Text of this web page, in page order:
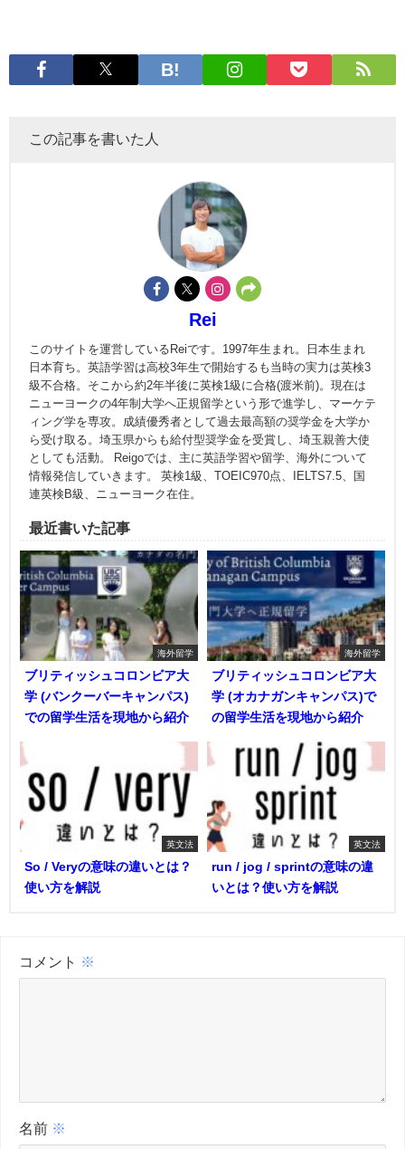
この記事を書いた人
Rei
このサイトを運営しているReiです。1997年生まれ。日本生まれ
日本育ち。英語学習は高校3年生で開始するも当時の実力は英検3
級不合格。そこから約2年半後に英検1級に合格(渡米前)。現在は
ニューヨークの4年制大学へ正規留学という形で進学し、マーケテ
ィング学を専攻。成績優秀者として過去最高額の奨学金を大学か
ら受け取る。埼玉県からも給付型奨学金を受賞し、埼玉親善大使
としても活動。 Reigoでは、主に英語学習や留学、海外について
情報発信していきます。 英検1級、TOEIC970点、IELTS7.5、国
連英検B級、ニューヨーク在住。
最近書いた記事
海外留学
ブリティッシュコロンビア大
学 (バンクーバーキャンパス)
での留学生活を現地から紹介
海外留学
ブリティッシュコロンビア大
学 (オカナガンキャンパス)で
の留学生活を現地から紹介
英文法
So / Veryの意味の違いとは？
使い方を解説
英文法
run / jog / sprintの意味の違
いとは？使い方を解説
コメント ※
名前 ※